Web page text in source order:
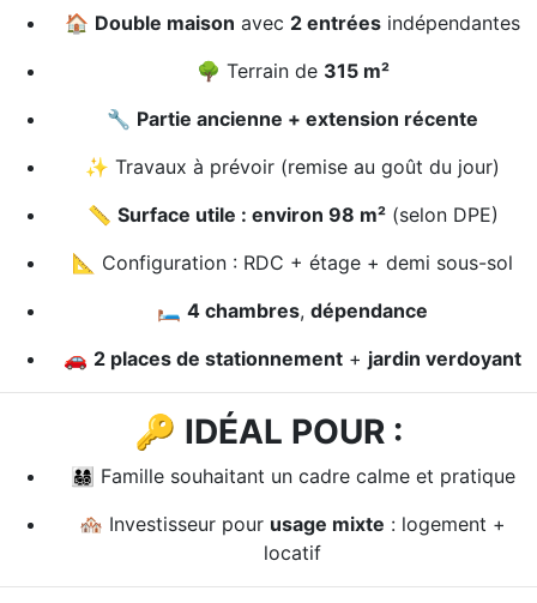
🏠 Double maison avec 2 entrées indépendantes
🌳 Terrain de 315 m²
🔧 Partie ancienne + extension récente
✨ Travaux à prévoir (remise au goût du jour)
📏 Surface utile : environ 98 m²(selon DPE)
📐 Configuration : RDC + étage + demi sous-sol
🛏️ 4 chambres, dépendance
🚗 2 places de stationnement + jardin verdoyant
🔑 IDÉAL POUR :
👨‍👩‍👧‍👦 Famille souhaitant un cadre calme et pratique
🏘️ Investisseur pour usage mixte : logement +
locatif